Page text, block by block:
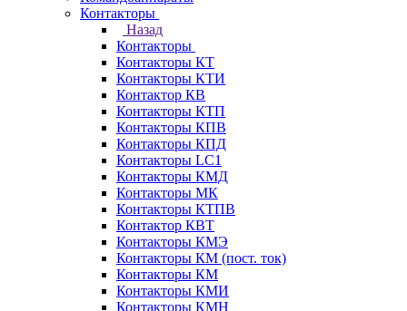
Контакторы
Назад
Контакторы
Контакторы КТ
Контакторы КТИ
Контактор КВ
Контакторы КТП
Контакторы КПВ
Контакторы КПД
Контакторы LC1
Контакторы КМД
Контакторы МК
Контакторы КТПВ
Контактор КВТ
Контакторы КМЭ
Контакторы КМ (пост. ток)
Контакторы КМ
Контакторы КМИ
Контакторы КМН